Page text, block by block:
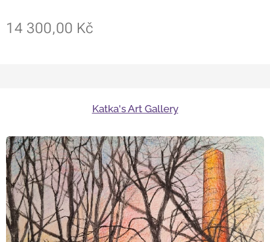
14 300,00 Kč
Katka's Art Gallery